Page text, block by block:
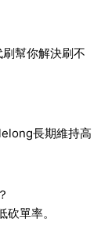
幫你解決刷不
長期維持高
單率。